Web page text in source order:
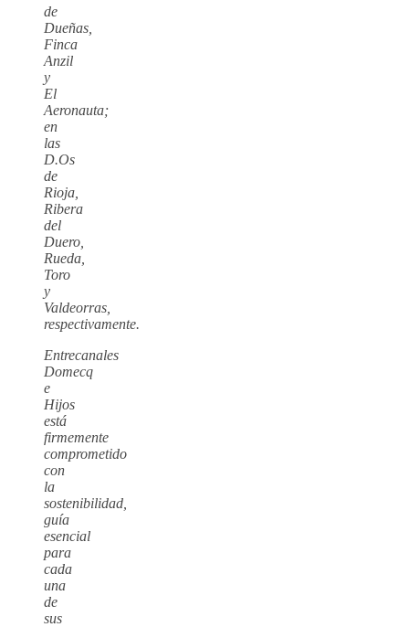
de
Dueñas,
Finca
Anzil
y
El
Aeronauta;
en
las
D.Os
de
Rioja,
Ribera
del
Duero,
Rueda,
Toro
y
Valdeorras,
respectivamente.
Entrecanales
Domecq
e
Hijos
está
firmemente
comprometido
con
la
sostenibilidad,
guía
esencial
para
cada
una
de
sus